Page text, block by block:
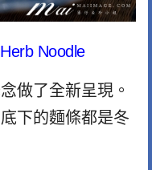
Noodle
做了全新呈現。
下的麵條都是冬